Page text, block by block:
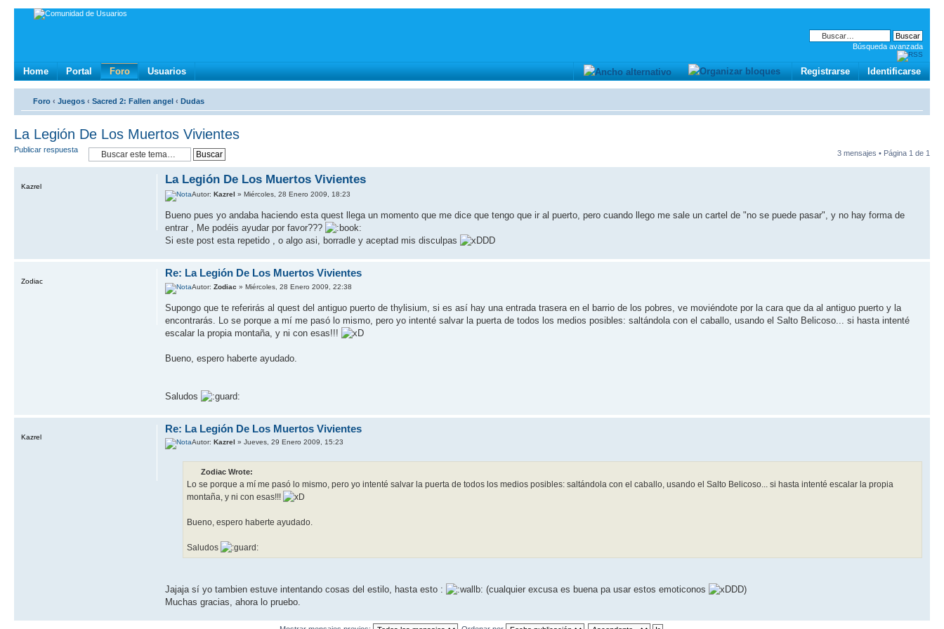
Búsqueda avanzada
Home Portal Foro Usuarios Identificarse
Registrarse
Foro ‹ Juegos ‹ Sacred 2: Fallen angel ‹ Dudas
La Legión De Los Muertos Vivientes
Publicar respuesta 3 mensajes • Página 1 de 1
La Legión De Los Muertos Vivientes
Autor:Kazrel » Miércoles, 28 Enero 2009, 18:23
Bueno pues yo andaba haciendo esta quest llega un momento que me dice que tengo que ir al puerto, pero cuando llego me sale un cartel de "no se puede pasar", y no hay forma de
entrar , Me podéis ayudar por favor???
Si este post esta repetido , o algo asi, borradle y aceptad mis disculpas
DD
Kazrel
Re: La Legión De Los Muertos Vivientes
Autor:Zodiac » Miércoles, 28 Enero 2009, 22:38
Supongo que te referirás al quest del antiguo puerto de thylisium, si es así hay una entrada trasera en el barrio de los pobres, ve moviéndote por la cara que da al antiguo puerto y la
encontrarás. Lo se porque a mí me pasó lo mismo, pero yo intenté salvar la puerta de todos los medios posibles: saltándola con el caballo, usando el Salto Belicoso... si hasta intenté
escalar la propia montaña, y ni con esas!!!
Bueno, espero haberte ayudado.
Saludos
Zodiac
Re: La Legión De Los Muertos Vivientes
Autor:Kazrel » Jueves, 29 Enero 2009, 15:23
Zodiac Wrote:
Lo se porque a mí me pasó lo mismo, pero yo intenté salvar la puerta de todos los medios posibles: saltándola con el caballo, usando el Salto Belicoso... si hasta intenté escalar la propia
montaña, y ni con esas!!!
Bueno, espero haberte ayudado.
Saludos
Jajaja sí yo tambien estuve intentando cosas del estilo, hasta esto : (cualquier excusa es buena pa usar estos emoticonos
DD)
Muchas gracias, ahora lo pruebo.
Kazrel